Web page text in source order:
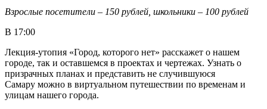
Взрослые посетители – 150 рублей, школьники – 100 рублей
В 17:00
Лекция-утопия «Город, которого нет» расскажет о нашем
городе, так и оставшемся в проектах и чертежах. Узнать о
призрачных планах и представить не случившуюся
Самару можно в виртуальном путешествии по временам и
улицам нашего города.